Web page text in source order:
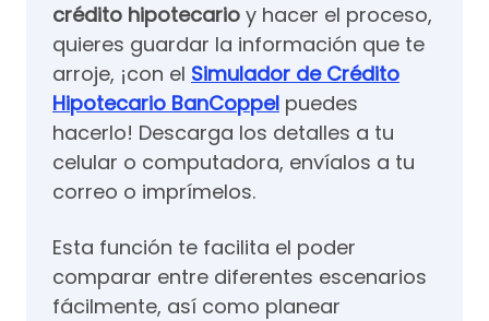
crédito hipotecario y hacer el proceso,
quieres guardar la información que te
arroje, ¡con el Simulador de Crédito
Hipotecario BanCoppel puedes
hacerlo! Descarga los detalles a tu
celular o computadora, envíalos a tu
correo o imprímelos.
Esta función te facilita el poder
comparar entre diferentes escenarios
fácilmente, así como planear